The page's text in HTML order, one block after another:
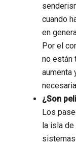
cuando
en
Por el
no están
aumenta
¿Son
Los
la isla de